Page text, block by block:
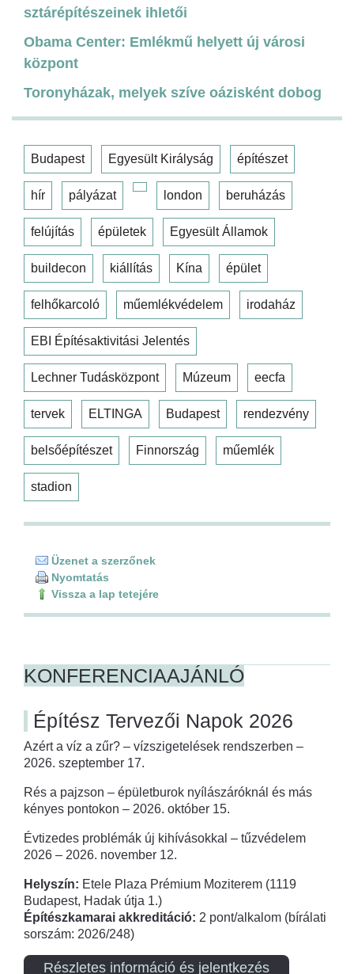
sztárépítészeinek ihletői
Obama Center: Emlékmű helyett új városi
központ
Toronyházak, melyek szíve oázisként dobog
Budapest Egyesült Királyság építészet
hír pályázat london beruházás
felújítás épületek Egyesült Államok
buildecon kiállítás Kína épület
felhőkarcoló műemlékvédelem irodaház
EBI Építésaktivitási Jelentés
Lechner Tudásközpont Múzeum eecfa
tervek ELTINGA Budapest rendezvény
belsőépítészet Finnország műemlék
stadion
Üzenet a szerzőnek
Nyomtatás
Vissza a lap tetejére
KONFERENCIAAJÁNLÓ
Építész Tervezői Napok 2026
Azért a víz a zűr? – vízszigetelések rendszerben –
2026. szeptember 17.
Rés a pajzson – épületburok nyílászáróknál és más
kényes pontokon – 2026. október 15.
Évtizedes problémák új kihívásokkal – tűzvédelem
2026 – 2026. november 12.
Helyszín: Etele Plaza Prémium Moziterem (1119
Budapest, Hadak útja 1.)
Építészkamarai akkreditáció: 2 pont/alkalom (bírálati
sorszám: 2026/248)
Részletes információ és jelentkezés